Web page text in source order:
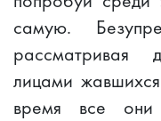
самую.
рассматривая
лицами
время все